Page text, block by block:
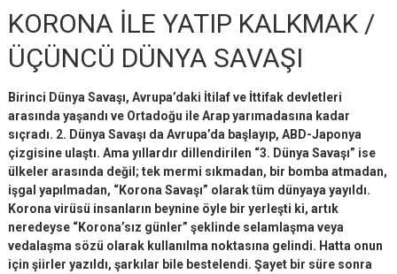
KORONA İLE YATIP KALKMAK /
ÜÇÜNCÜ DÜNYA SAVAŞI
Birinci Dünya Savaşı, Avrupa’daki İtilaf ve İttifak devletleri
arasında yaşandı ve Ortadoğu ile Arap yarımadasına kadar
sıçradı. 2. Dünya Savaşı da Avrupa’da başlayıp, ABD-Japonya
çizgisine ulaştı. Ama yıllardır dillendirilen “3. Dünya Savaşı” ise
ülkeler arasında değil; tek mermi sıkmadan, bir bomba atmadan,
işgal yapılmadan, “Korona Savaşı” olarak tüm dünyaya yayıldı.
Korona virüsü insanların beynine öyle bir yerleşti ki, artık
neredeyse “Korona’sız günler” şeklinde selamlaşma veya
vedalaşma sözü olarak kullanılma noktasına gelindi. Hatta onun
için şiirler yazıldı, şarkılar bile bestelendi. Şayet bir süre sonra